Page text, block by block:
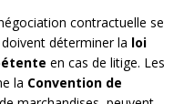
contractuelle se
déterminer la loi
en cas de litige. Les
la Convention de